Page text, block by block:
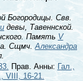
Богородицы. Свв.
девы, Тавеннской.
Память V
Сщмч.Александра
Прав. Анны: Гал.,
VIII, 16-21.